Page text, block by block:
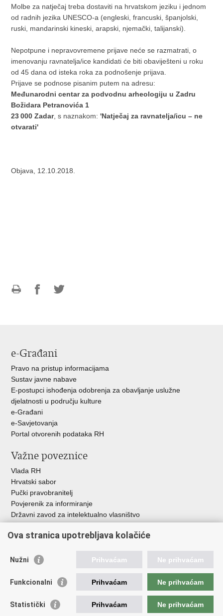
Molbe za natječaj treba dostaviti na hrvatskom jeziku i jednom
od radnih jezika UNESCO-a (engleski, francuski, španjolski,
ruski, mandarinski kineski, arapski, njemački, talijanski).
Nepotpune i nepravovremene prijave neće se razmatrati, o
imenovanju ravnatelja/ice kandidati će biti obaviješteni u roku
od 45 dana od isteka roka za podnošenje prijava.
Prijave se podnose pisanim putem na adresu:
Međunarodni centar za podvodnu arheologiju u Zadru
Božidara Petranovića 1
23 000 Zadar, s naznakom:'Natječaj za ravnatelja/icu – ne
otvarati'
Objava, 12.10.2018.
e-Građani
Pravo na pristup informacijama
Sustav javne nabave
E-postupci ishođenja odobrenja za obavljanje uslužne
djelatnosti u području kulture
e-Građani
e-Savjetovanja
Portal otvorenih podataka RH
Važne poveznice
Vlada RH
Hrvatski sabor
Pučki pravobranitelj
Povjerenik za informiranje
Državni zavod za intelektualno vlasništvo
HAKOM
Ostale poveznice
Hrvatski audiovizualni centar
Creative Europe
Ova stranica upotrebljava kolačiće
Nužni Prihvaćam Ne prihvaćam
Funkcionalni Prihvaćam Ne prihvaćam
Statistički Prihvaćam Ne prihvaćam